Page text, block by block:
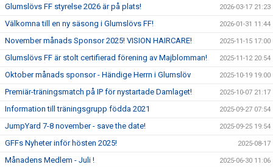
Glumslövs FF styrelse 2026 är på plats! 2026-03-17 21:23
Välkomna till en ny säsong i Glumslövs FF! 2026-01-31 11:44
November månads Sponsor 2025! VISION HAIRCARE! 2025-11-15 17:00
Glumslövs FF är stolt certifierad förening av Majblomman! 2025-11-12 20:54
Oktober månads sponsor - Händige Herrn i Glumslöv 2025-10-19 19:00
Premiär-träningsmatch på IP för nystartade Damlaget! 2025-10-07 21:17
Information till träningsgrupp födda 2021 2025-09-27 07:54
JumpYard 7-8 november - save the date! 2025-09-25 19:54
GFFs Nyheter inför hösten 2025! 2025-08-17
Månadens Medlem - Juli ! 2025-06-30 11:06